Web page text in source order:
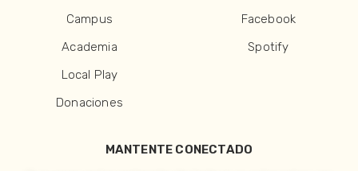
Campus
Academia
Local Play
Donaciones
Facebook
Spotify
MANTENTE CONECTADO